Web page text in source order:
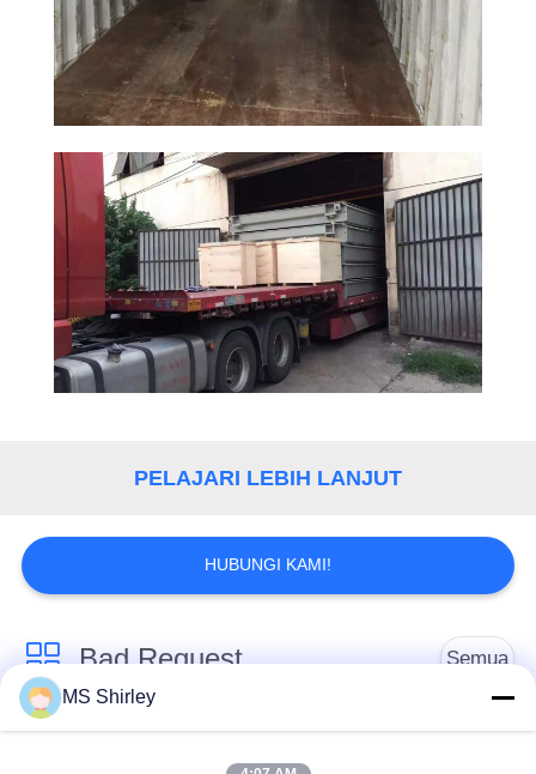
PELAJARI LEBIH LANJUT
HUBUNGI KAMI!
Bad Request Semua
Truk
MS Shirley